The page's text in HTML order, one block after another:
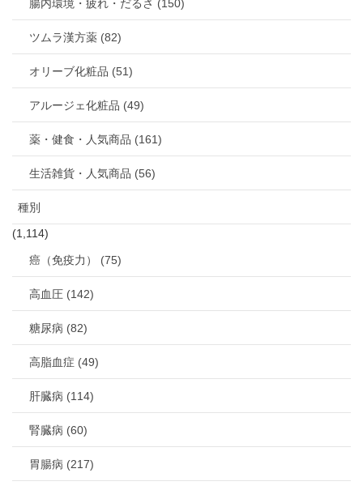
腸内環境・疲れ・だるさ (150)
ツムラ漢方薬 (82)
オリーブ化粧品 (51)
アルージェ化粧品 (49)
薬・健食・人気商品 (161)
生活雑貨・人気商品 (56)
種別
(1,114)
癌（免疫力） (75)
高血圧 (142)
糖尿病 (82)
高脂血症 (49)
肝臓病 (114)
腎臓病 (60)
胃腸病 (217)